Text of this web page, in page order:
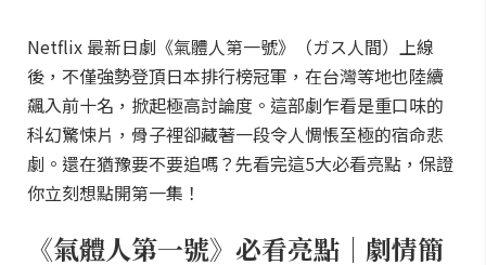
Netflix 最新日劇《氣體人第一號》（ガス人間）上線
後，不僅強勢登頂日本排行榜冠軍，在台灣等地也陸續
飆入前十名，掀起極高討論度。這部劇乍看是重口味的
科幻驚悚片，骨子裡卻藏著一段令人惆悵至極的宿命悲
劇。還在猶豫要不要追嗎？先看完這5大必看亮點，保證
你立刻想點開第一集！
《氣體人第一號》必看亮點｜劇情簡